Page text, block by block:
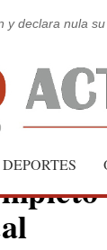
y declara nula
DEPORTES